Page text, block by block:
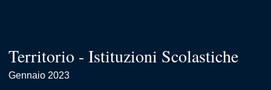
Territorio - Istituzioni Scolastiche
Gennaio 2023